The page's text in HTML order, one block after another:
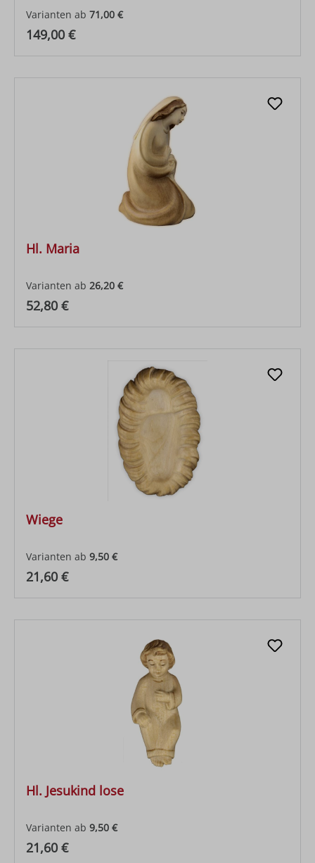
Varianten ab 71,00 €
Regulärer Preis:
149,00 €
Hl. Maria
Varianten ab 26,20 €
Regulärer Preis:
52,80 €
Wiege
Varianten ab 9,50 €
Regulärer Preis:
21,60 €
Hl. Jesukind lose
Varianten ab 9,50 €
Regulärer Preis:
21,60 €